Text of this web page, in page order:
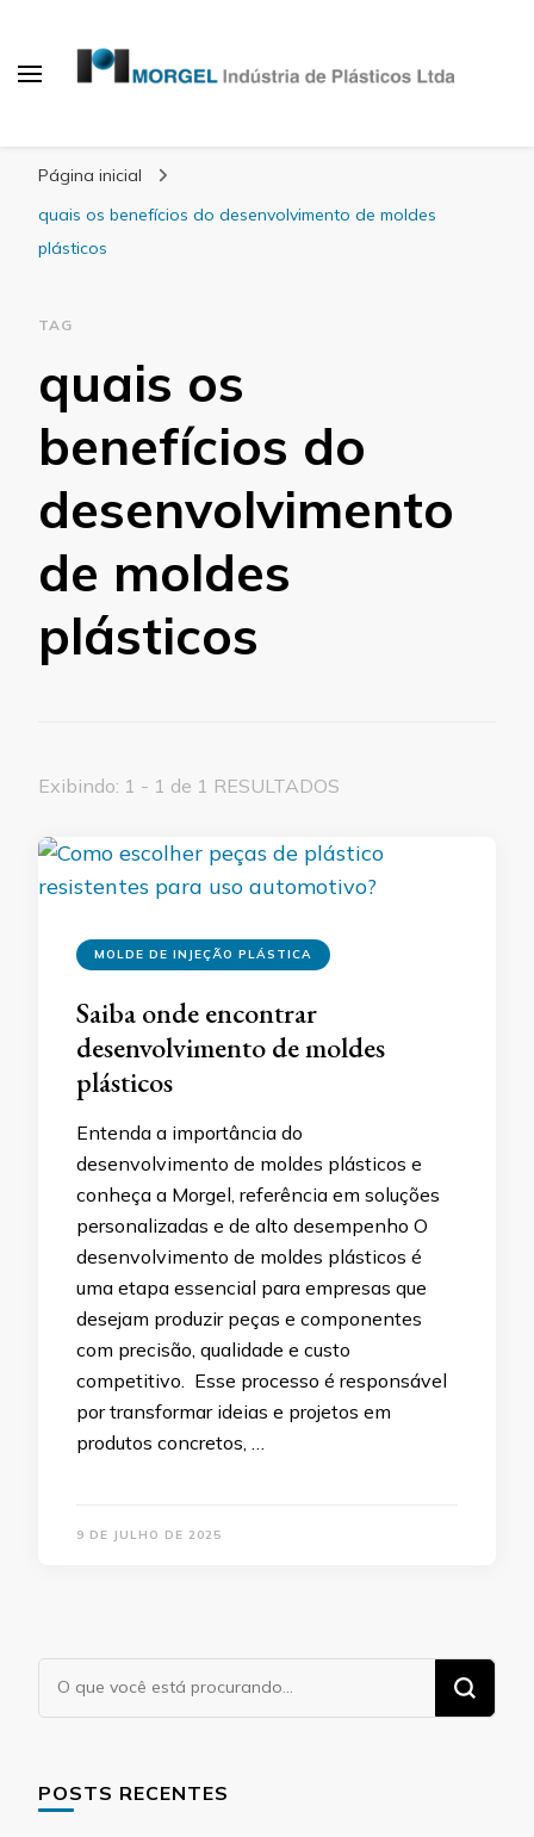
Página inicial
quais os benefícios do desenvolvimento de moldes
plásticos
TAG
quais os
benefícios do
desenvolvimento
de moldes
plásticos
Exibindo: 1 - 1 de 1 RESULTADOS
MOLDE DE INJEÇÃO PLÁSTICA
Saiba onde encontrar
desenvolvimento de moldes
plásticos
Entenda a importância do
desenvolvimento de moldes plásticos e
conheça a Morgel, referência em soluções
personalizadas e de alto desempenho O
desenvolvimento de moldes plásticos é
uma etapa essencial para empresas que
desejam produzir peças e componentes
com precisão, qualidade e custo
competitivo. Esse processo é responsável
por transformar ideias e projetos em
produtos concretos, …
9 DE JULHO DE 2025
Procurando
algo?
POSTS RECENTES